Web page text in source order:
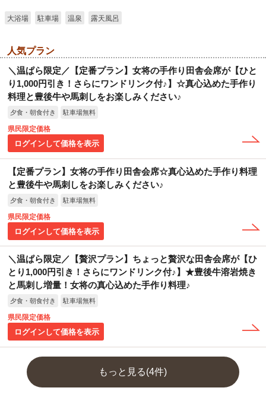
大浴場 駐車場 温泉 露天風呂
人気プラン
＼温ぱら限定／【定番プラン】女将の手作り田舎会席が【ひと
り1,000円引き！さらにワンドリンク付♪】☆真心込めた手作り
料理と豊後牛や馬刺しをお楽しみください♪
夕食・朝食付き 駐車場無料
県民限定価格
ログインして価格を表示
【定番プラン】女将の手作り田舎会席☆真心込めた手作り料理
と豊後牛や馬刺しをお楽しみください♪
夕食・朝食付き 駐車場無料
県民限定価格
ログインして価格を表示
＼温ぱら限定／【贅沢プラン】ちょっと贅沢な田舎会席が【ひ
とり1,000円引き！さらにワンドリンク付♪】★豊後牛溶岩焼き
と馬刺し増量！女将の真心込めた手作り料理♪
夕食・朝食付き 駐車場無料
県民限定価格
ログインして価格を表示
もっと見る(4件)